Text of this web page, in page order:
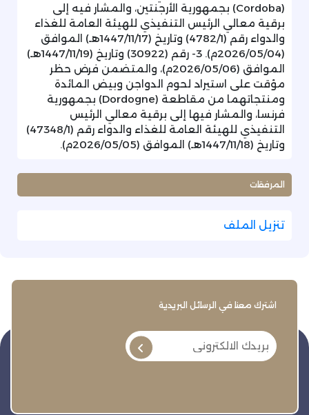
(Cordoba) بجمهورية الأرجنتين، والمشار فيه إلى
برقية معالي الرئيس التنفيذي للهيئة العامة للغذاء
والدواء رقم (4782/1) وتاريخ (1447/11/17هـ) الموافق
(2026/05/04م). 3- رقم (30922) وتاريخ (1447/11/19هـ)
الموافق (2026/05/06م)، والمتضمن فرض حظر
مؤقت على استيراد لحوم الدواجن وبيض المائدة
ومنتجاتهما من مقاطعة (Dordogne) بجمهورية
فرنسا، والمشار فيها إلى برقية معالي الرئيس
التنفيذي للهيئة العامة للغذاء والدواء رقم (47348/1)
وتاريخ (1447/11/18هـ) الموافق (2026/05/05م).
المرفقات
تنزيل الملف
اشترك معنا في الرسائل البريدية